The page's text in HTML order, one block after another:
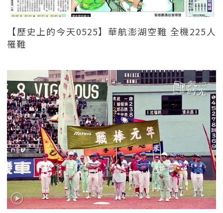
【歷史上的今天0525】華航澎湖空難 全機225人
罹難